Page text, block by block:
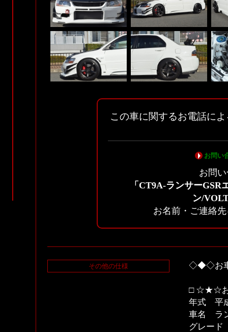
この車に関するお電話に
お問い
お問
「CT9A-ランサー
ン/
お名前・ご連絡
その他の仕様 ◇◆◇お
□ ☆★☆
年式 平
車名 ラ
グレード